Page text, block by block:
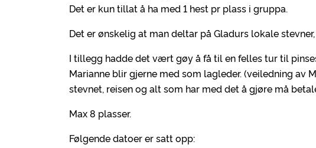
Det er kun tillat å ha med 1 hest pr plass i gruppa.
Det er ønskelig at man deltar på Gladurs lokale
I tillegg hadde det vært gøy å få til en felles tur til
Marianne blir gjerne med som lagleder. (veiledning av
stevnet, reisen og alt som har med det å gjøre må
Max 8 plasser.
Følgende datoer er satt opp: